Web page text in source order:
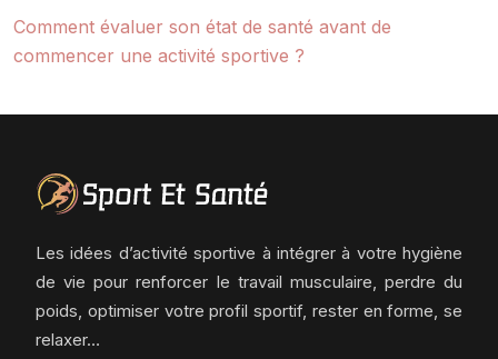
Comment évaluer son état de santé avant de
commencer une activité sportive ?
Les idées d’activité sportive à intégrer à votre hygiène
de vie pour renforcer le travail musculaire, perdre du
poids, optimiser votre profil sportif, rester en forme, se
relaxer…